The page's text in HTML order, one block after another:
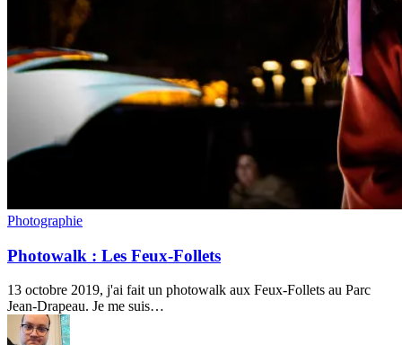
Photowalk
Les
Feux-
Follets
Photographie
Photowalk : Les Feux-Follets
13 octobre 2019, j'ai fait un photowalk aux Feux-Follets au Parc
Jean-Drapeau. Je me suis…